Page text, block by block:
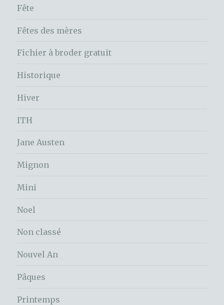
Fête
Fêtes des mères
Fichier à broder gratuit
Historique
Hiver
ITH
Jane Austen
Mignon
Mini
Noel
Non classé
Nouvel An
Pâques
Printemps